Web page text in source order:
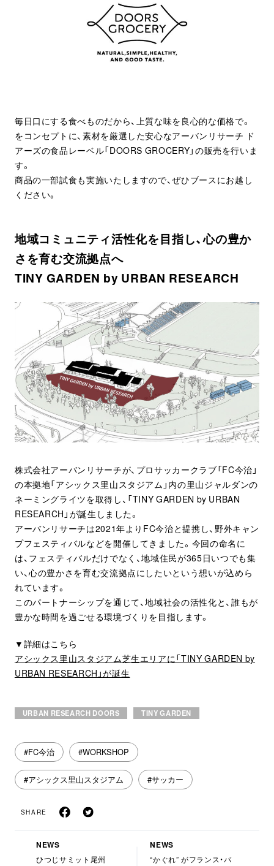
毎日口にする食べものだから、上質な味を良心的な価格で。
をコンセプトに、素材を厳選した安心なアーバンリサーチ ド
アーズの食品レーベル「DOORS GROCERY」の販売を行いま
す。
商品の一部試食も実施いたしますので、ぜひブースにお越し
ください。
地域コミュニティ活性化を目指し、心の豊か
さを育む交流拠点へ
TINY GARDEN by URBAN RESEARCH
株式会社アーバンリサーチが、プロサッカークラブ「FC今治」
の本拠地「アシックス里山スタジアム」内の里山ジャルダンの
ネーミングライツを取得し、「TINY GARDEN by URBAN
RESEARCH」が誕生しました。
アーバンリサーチは2021年よりFC今治と提携し、野外キャン
プフェスティバルなどを開催してきました。今回の命名に
は、フェスティバルだけでなく、地域住民が365日いつでも集
い、心の豊かさを育む交流拠点にしたいという想いが込めら
れています。
このパートナーシップを通じて、地域社会の活性化と、誰もが
豊かな時間を過ごせる環境づくりを目指します。
▼詳細はこちら
アシックス里山スタジアム芝生エリアに「TINY GARDEN by
URBAN RESEARCH」が誕生
URBAN RESEARCH DOORS TINY GARDEN
#FC今治 #WORKSHOP
#アシックス里山スタジアム #サッカー
SHARE
NEWS
ひつじサミット尾州
NEWS
“かぐれ” がフランス・パ